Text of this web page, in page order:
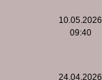
10.05.2026
09:40
24.04.2026